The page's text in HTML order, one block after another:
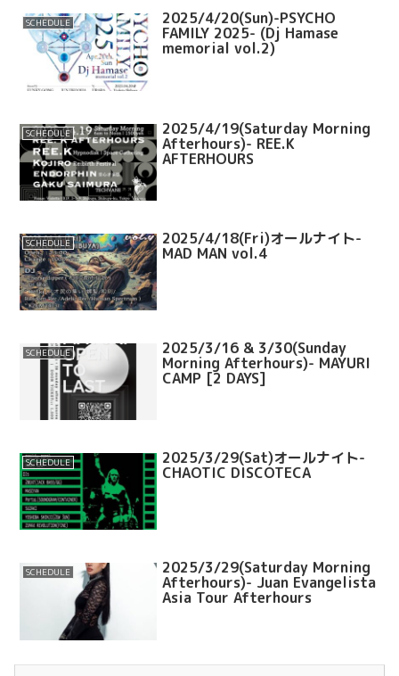
SCHEDULE 2025/4/20(Sun)-PSYCHO
FAMILY 2025- (Dj Hamase
memorial vol.2)
SCHEDULE 2025/4/19(Saturday Morning
Afterhours)- REE.K
AFTERHOURS
SCHEDULE 2025/4/18(Fri)オールナイト-
MAD MAN vol.4
SCHEDULE 2025/3/16 & 3/30(Sunday
Morning Afterhours)- MAYURI
CAMP [2 DAYS]
SCHEDULE 2025/3/29(Sat)オールナイト-
CHAOTIC DISCOTECA
SCHEDULE 2025/3/29(Saturday Morning
Afterhours)- Juan Evangelista
Asia Tour Afterhours